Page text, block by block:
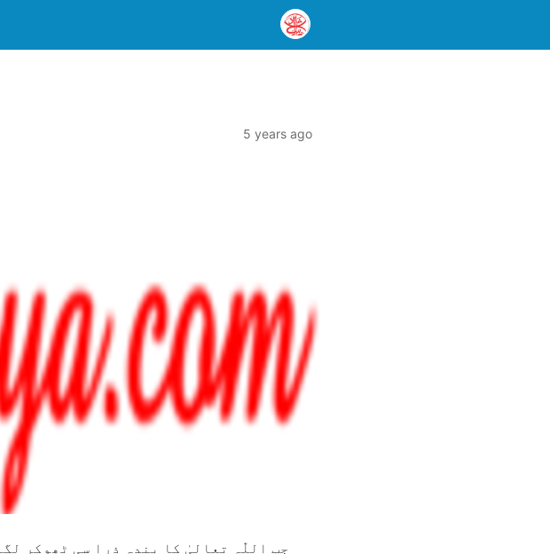
5 years ago